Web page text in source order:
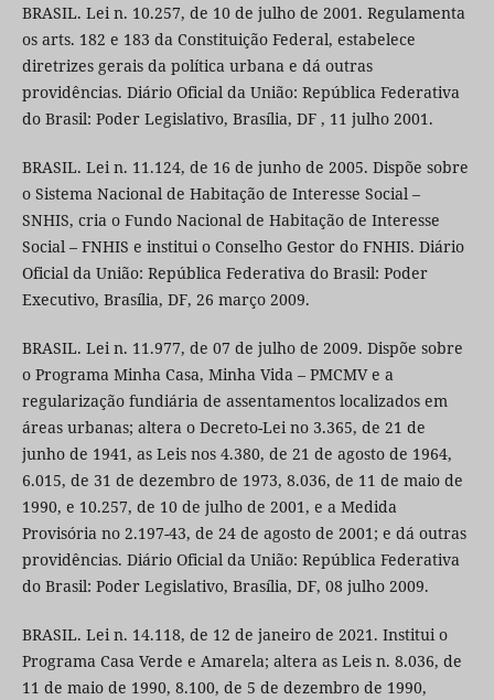
BRASIL. Lei n. 10.257, de 10 de julho de 2001. Regulamenta
os arts. 182 e 183 da Constituição Federal, estabelece
diretrizes gerais da política urbana e dá outras
providências. Diário Oficial da União: República Federativa
do Brasil: Poder Legislativo, Brasília, DF , 11 julho 2001.
BRASIL. Lei n. 11.124, de 16 de junho de 2005. Dispõe sobre
o Sistema Nacional de Habitação de Interesse Social –
SNHIS, cria o Fundo Nacional de Habitação de Interesse
Social – FNHIS e institui o Conselho Gestor do FNHIS. Diário
Oficial da União: República Federativa do Brasil: Poder
Executivo, Brasília, DF, 26 março 2009.
BRASIL. Lei n. 11.977, de 07 de julho de 2009. Dispõe sobre
o Programa Minha Casa, Minha Vida – PMCMV e a
regularização fundiária de assentamentos localizados em
áreas urbanas; altera o Decreto-Lei no 3.365, de 21 de
junho de 1941, as Leis nos 4.380, de 21 de agosto de 1964,
6.015, de 31 de dezembro de 1973, 8.036, de 11 de maio de
1990, e 10.257, de 10 de julho de 2001, e a Medida
Provisória no 2.197-43, de 24 de agosto de 2001; e dá outras
providências. Diário Oficial da União: República Federativa
do Brasil: Poder Legislativo, Brasília, DF, 08 julho 2009.
BRASIL. Lei n. 14.118, de 12 de janeiro de 2021. Institui o
Programa Casa Verde e Amarela; altera as Leis n. 8.036, de
11 de maio de 1990, 8.100, de 5 de dezembro de 1990,